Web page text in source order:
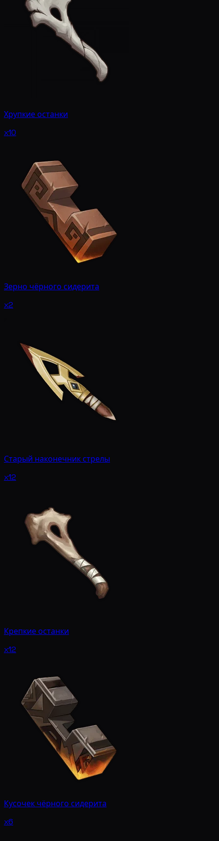
Хрупкие останки
x10
Зерно чёрного сидерита
x2
Старый наконечник стрелы
x12
Крепкие останки
x12
Кусочек чёрного сидерита
x6